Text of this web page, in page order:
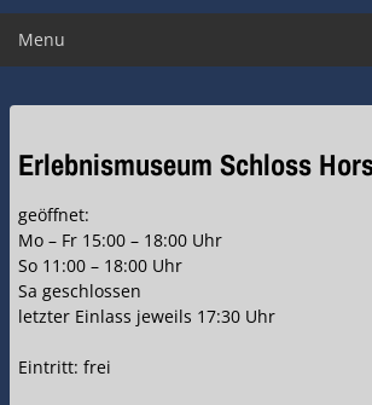
Menu
Erlebnismuseum Schloss
geöffnet:
Mo – Fr 15:00 – 18:00 Uhr
So 11:00 – 18:00 Uhr
Sa geschlossen
letzter Einlass jeweils 17:30 Uhr
Eintritt: frei